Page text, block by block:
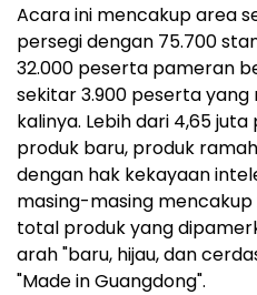
Acara ini mencakup area
persegi dengan 75.700
32.000 peserta pameran
sekitar 3.900 peserta
kalinya. Lebih dari 4,65
produk baru, produk
dengan hak kekayaan
masing-masing mencakup
total produk yang
arah "baru, hijau, dan
"Made in Guangdong".